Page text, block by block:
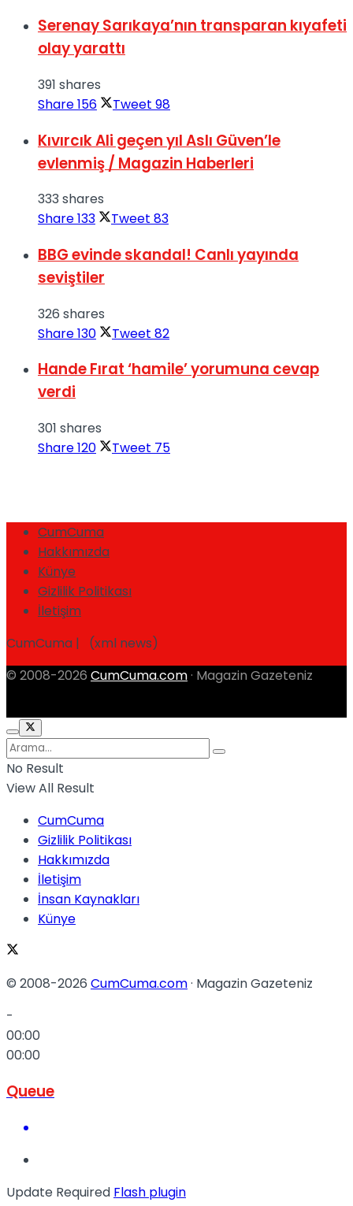
Serenay Sarıkaya’nın transparan kıyafeti
olay yarattı
391 shares
Share156 Tweet 98
Kıvırcık Ali geçen yıl Aslı Güven’le
evlenmiş / Magazin Haberleri
333 shares
Share133 Tweet 83
BBG evinde skandal! Canlı yayında
seviştiler
326 shares
Share130 Tweet 82
Hande Fırat ‘hamile’ yorumuna cevap
verdi
301 shares
Share120 Tweet 75
CumCuma
Hakkımızda
Künye
Gizlilik Politikası
İletişim
CumCuma | (xml news)
© 2008-2026 CumCuma.com · Magazin Gazeteniz
No Result
View All Result
CumCuma
Gizlilik Politikası
Hakkımızda
İletişim
İnsan Kaynakları
Künye
© 2008-2026 CumCuma.com· Magazin Gazeteniz
-
00:00
00:00
Queue
Update Required Flash plugin